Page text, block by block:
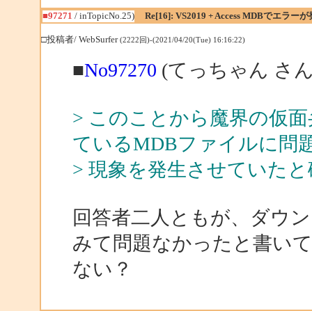
■97271 / inTopicNo.25) Re[16]: VS2019 + Access MDBでエラーが
□投稿者/ WebSurfer(2222回)-(2021/04/20(Tue) 16:16:22)
■No97270 (てっちゃん さ
> このことから魔界の仮
ているMDBファイルに問
> 現象を発生させていた
回答者二人ともが、ダウ
みて問題なかったと書い
ない？